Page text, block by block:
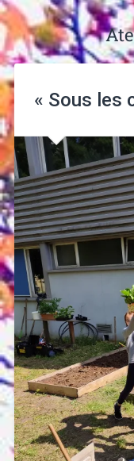
« Sous les